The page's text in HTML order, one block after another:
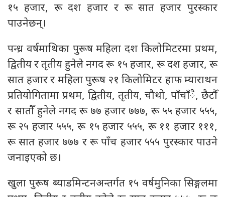
१५ हजार, रू दश हजार र रू सात हजार पुरस्कार
पाउनेछन्।
पन्ध्र वर्षमाथिका पुरूष महिला दश किलोमिटरमा प्रथम,
द्वितीय र तृतीय हुनेले नगद रू १५ हजार, रू दश हजार, रू
सात हजार र महिला पुरूष २१ किलोमिटर हाफ म्याराथन
प्रतियोगितामा प्रथम, द्वितीय, तृतीय, चौथो, पाँचाँै, छैटौँ
र सातौँ हुनेले नगद रू ७७ हजार ७७७, रू ५५ हजार ५५५,
रू २५ हजार ५५५, रू १५ हजार ५५५, रू ११ हजार १११,
रू सात हजार ७७७ र रू पाँच हजार ५५५ पुरस्कार पाउने
जनाइएको छ।
खुला पुरूष ब्याडमिन्टनअन्तर्गत १५ वर्षमुनिका सिङ्गलमा